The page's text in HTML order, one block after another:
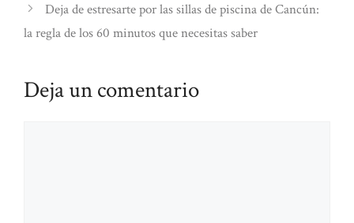
Deja de estresarte por las sillas de piscina de Cancún:
la regla de los 60 minutos que necesitas saber
Deja un comentario